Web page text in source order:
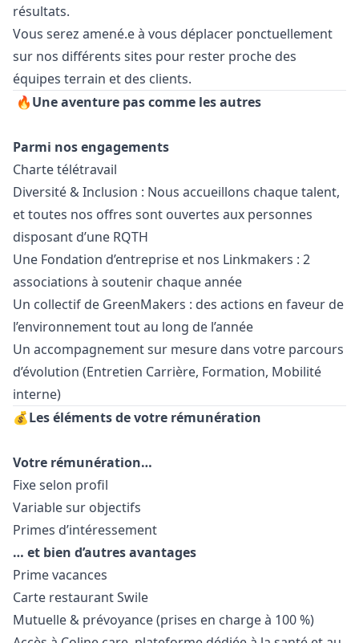
résultats.
Vous serez amené.e à vous déplacer ponctuellement
sur nos différents sites pour rester proche des
équipes terrain et des clients.
🔥Une aventure pas comme les autres
Parmi nos engagements
Charte télétravail
Diversité & Inclusion : Nous accueillons chaque talent,
et toutes nos offres sont ouvertes aux personnes
disposant d’une RQTH
Une Fondation d’entreprise et nos Linkmakers : 2
associations à soutenir chaque année
Un collectif de GreenMakers : des actions en faveur de
l’environnement tout au long de l’année
Un accompagnement sur mesure dans votre parcours
d’évolution (Entretien Carrière, Formation, Mobilité
interne)
💰Les éléments de votre rémunération
Votre rémunération…
Fixe selon profil
Variable sur objectifs
Primes d’intéressement
… et bien d’autres avantages
Prime vacances
Carte restaurant Swile
Mutuelle & prévoyance (prises en charge à 100 %)